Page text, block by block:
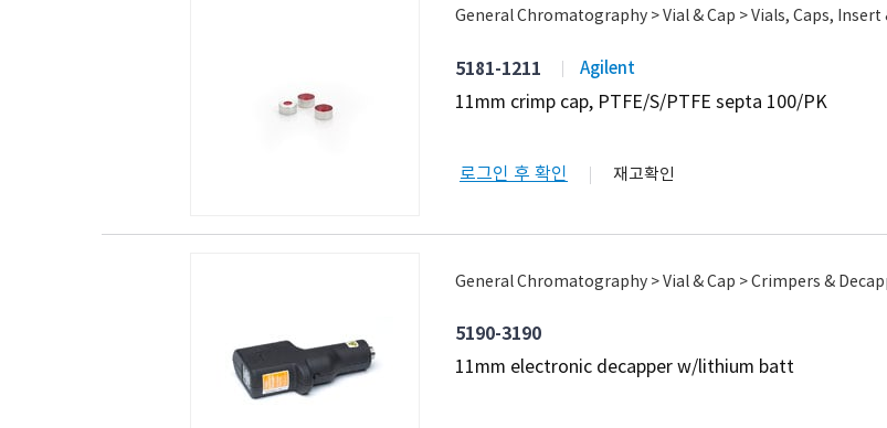
General Chromatography > Vial & Cap > Vials, Caps, Insert
5181-1211 Agilent
11mm crimp cap, PTFE/S/PTFE septa 100/PK
로그인 후 확인 재고확인
General Chromatography > Vial & Cap > Crimpers &
5190-3190
11mm electronic decapper w/lithium batt